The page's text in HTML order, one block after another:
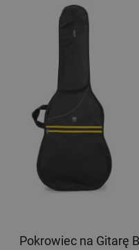
Pokrowiec na Gitarę